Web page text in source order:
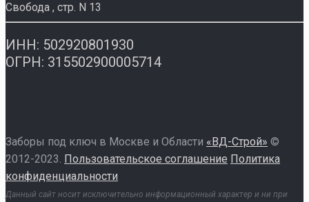
Свобода , стр. N 13
ИНН: 502920801930
ОГРН: 315502900005714
Заборы под ключ в Москве и Области «ВД-Строй» ©
2012-2023. Пользовательское соглашение Политика
конфиденциальности
Данный сайт носит исключительно информационный характер и ни при